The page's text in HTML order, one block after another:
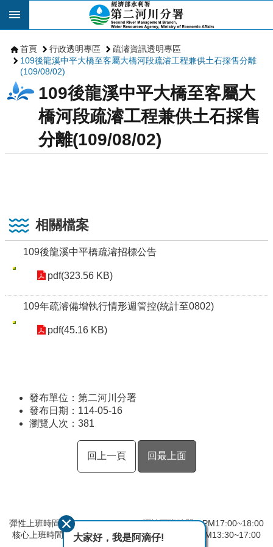
跳到主要內容區塊
首頁 行政透明專區
疏濬資訊透明專區
109後龍溪中平大橋至客屬大橋河段疏濬工程兼供土石採售分離
(109/08/02)
109後龍溪中平大橋至客屬大
橋河段疏濬工程兼供土石採售
分離(109/08/02)
相關檔案
109後龍溪中平橋疏濬招標公告
pdf(323.56 KB)
109年疏濬備增執行情形週管控(統計至0802)
pdf(45.16 KB)
發布單位：第二河川分署
發布日期：114-05-16
瀏覽人次： 381
回上一頁 回最上面
彈性上班時間：AM8:00~09:00 彈性下班時間：PM17:00~18:00
核心上班時間：星期一 ~ 星期五 AM09:00~12:30 PM13:30~17:00
大家好，我是阿滴仔!